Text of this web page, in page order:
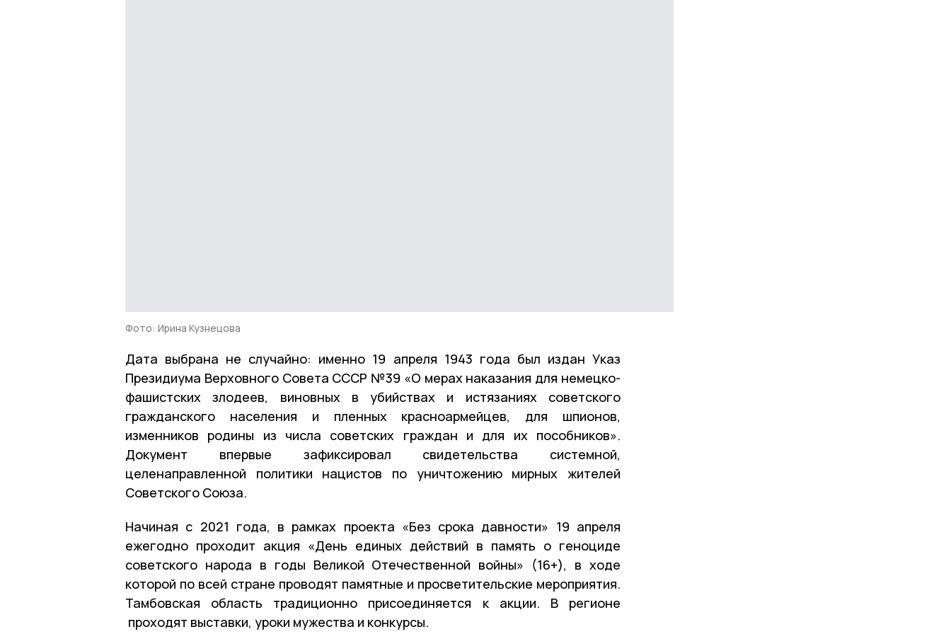
Фото: Ирина Кузнецова
Дата выбрана не случайно: именно 19 апреля 1943 года был издан Указ
Президиума Верховного Совета СССР №39 «О мерах наказания для немецко-
фашистских злодеев, виновных в убийствах и истязаниях советского
гражданского населения и пленных красноармейцев, для шпионов,
изменников родины из числа советских граждан и для их пособников».
Документ впервые зафиксировал свидетельства системной,
целенаправленной политики нацистов по уничтожению мирных жителей
Советского Союза.
Начиная с 2021 года, в рамках проекта «Без срока давности» 19 апреля
ежегодно проходит акция «День единых действий в память о геноциде
советского народа в годы Великой Отечественной войны» (16+), в ходе
которой по всей стране проводят памятные и просветительские мероприятия.
Тамбовская область традиционно присоединяется к акции. В регионе
проходят выставки, уроки мужества и конкурсы.